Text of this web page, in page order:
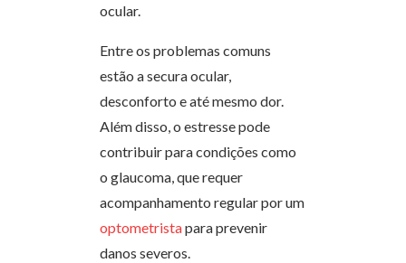
ocular.
Entre os problemas comuns
estão a secura ocular,
desconforto e até mesmo dor.
Além disso, o estresse pode
contribuir para condições como
o glaucoma, que requer
acompanhamento regular por um
optometristapara prevenir
danos severos.